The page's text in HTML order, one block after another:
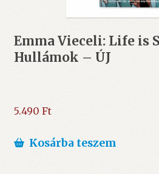
Emma Vieceli: Life is
Hullámok – ÚJ
5.490 Ft
Kosárba teszem